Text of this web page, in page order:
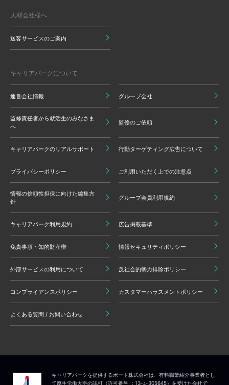
人材会社様へ
送客サービスのご案内
キャリアパークについて
運営会社情報 グループ会社
監修責任者から就活生のみなさま
へ
監修のご依頼
キャリアパークのリアルサポート 行動ターゲティング広告について
プライバシーポリシー ご利用いただく上での注意点
情報の信頼性担保に向けた編集方
針
グループ会員利用規約
キャリアパーク利用規約 広告掲載基準
免責事項・知的財産権 情報セキュリティポリシー
外部サービスの利用について 反社会的勢力排除ポリシー
コンプライアンスポリシー カスタマーハラスメントポリシー
よくある質問 / お問い合わせ